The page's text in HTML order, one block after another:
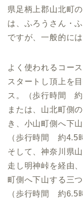
県足柄上郡山北町
は、ふろうさん・
ですが、一般的には
よく使われるコー
スタートし頂上を
ス。（歩行時間 約
または、山北町側
き、小山町側へ下
（歩行時間 約4.5
そして、神奈川県
走し明神峠を経由
町側へ下山する三
（歩行時間 約6.5